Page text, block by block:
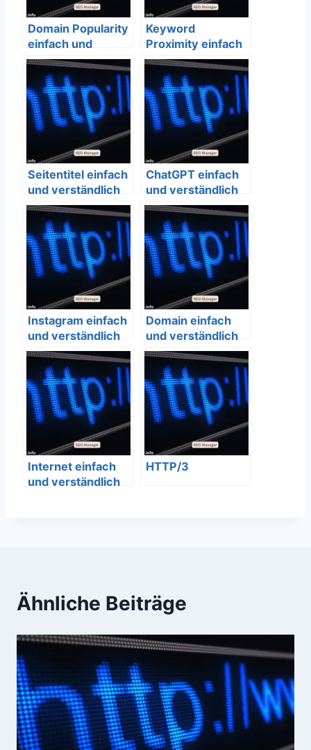
Domain Popularity
einfach und
verständlich
erklärt – SEO
Bedeutung
Keyword
Proximity einfach
und verständlich
erklärt – SEO
Bedeutung
Seitentitel einfach
und verständlich
erklärt – SEO
Bedeutung
ChatGPT einfach
und verständlich
erklärt – SEO
Bedeutung
Instagram einfach
und verständlich
erklärt – SEO
Bedeutung
Domain einfach
und verständlich
erklärt – SEO
Bedeutung
Internet einfach
und verständlich
HTTP/3
Ähnliche Beiträge